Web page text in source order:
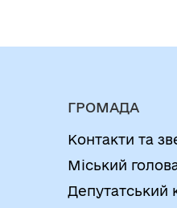
ГРОМАДА
Контакти та
Міський
Депутатський